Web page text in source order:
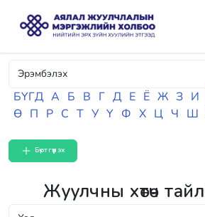
БҮГД А Б В Г Д Е Ё Ж З И
Ө П Р С Т У Ү Ф Х Ц Ч Ш
Бүртгүүлэх
Жуулчны хөтөч